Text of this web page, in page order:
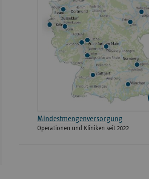
Mindestmengenversorgung
Operationen und Kliniken seit 2022